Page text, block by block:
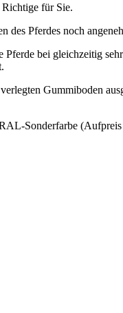
Richtige für Sie.
des Pferdes noch
bei gleichzeitig
Gummiboden
Sonderfarbe